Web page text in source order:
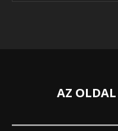
AZ OLDAL